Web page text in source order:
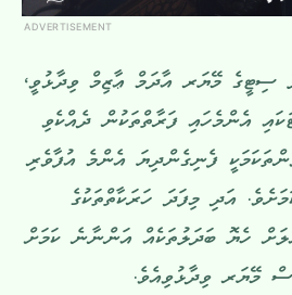
ADVERTISEMENT
ސިޓީގެ މޭޔަރ އާދަމް ޢާޒިމް ވިދާޅުވީ،
އެންމެހައި ފަރާތްތަކުން ދެއްކެވި
ފެނިގެންދިޔަ އެންމެ އުފާވެރި
އަދި މިފަދަ ހަރަކާތްތަކުގެ
ހެޔޮ ބަދަލުތަކެއް އަންނާނެ ކަމަށް
މޭޔަރ ވިދާޅުވިއެވެ.